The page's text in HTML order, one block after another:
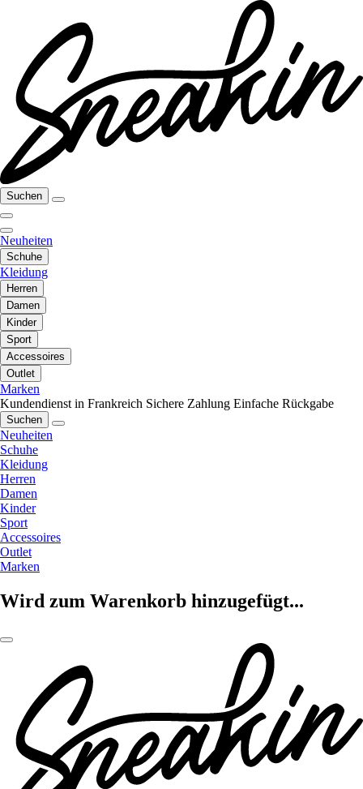
Suchen
Neuheiten
Schuhe
Kleidung
Herren
Damen
Kinder
Sport
Accessoires
Outlet
Marken
Kundendienst in Frankreich Sichere Zahlung Einfache Rückgabe
Suchen
Neuheiten
Schuhe
Kleidung
Herren
Damen
Kinder
Sport
Accessoires
Outlet
Marken
Wird zum Warenkorb hinzugefügt...